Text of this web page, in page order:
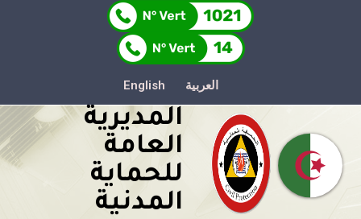
العربية English
المديرية
العامة
للحماية
المدنية